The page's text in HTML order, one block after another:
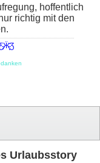
hoffentlich
richtig mit den
Urlaubsstory